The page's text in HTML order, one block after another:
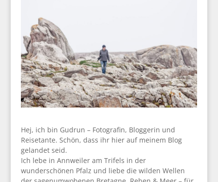
Hej, ich bin Gudrun – Fotografin, Bloggerin und
Reisetante. Schön, dass ihr hier auf meinem Blog
gelandet seid.
Ich lebe in Annweiler am Trifels in der
wunderschönen Pfalz und liebe die wilden Wellen